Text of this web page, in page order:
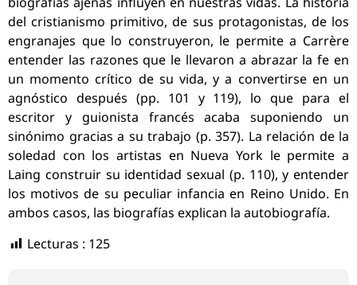
del cristianismo primitivo, de sus protagonistas, de los
engranajes que lo construyeron, le permite a Carrère
entender las razones que le llevaron a abrazar la fe en
un momento crítico de su vida, y a convertirse en un
agnóstico después (pp. 101 y 119), lo que para el
escritor y guionista francés acaba suponiendo un
sinónimo gracias a su trabajo (p. 357). La relación de la
soledad con los artistas en Nueva York le permite a
Laing construir su identidad sexual (p. 110), y entender
los motivos de su peculiar infancia en Reino Unido. En
ambos casos, las biografías explican la autobiografía.
Lecturas : 125